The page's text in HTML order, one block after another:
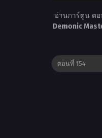
อ่านการ์ตูน ตอ
Demonic